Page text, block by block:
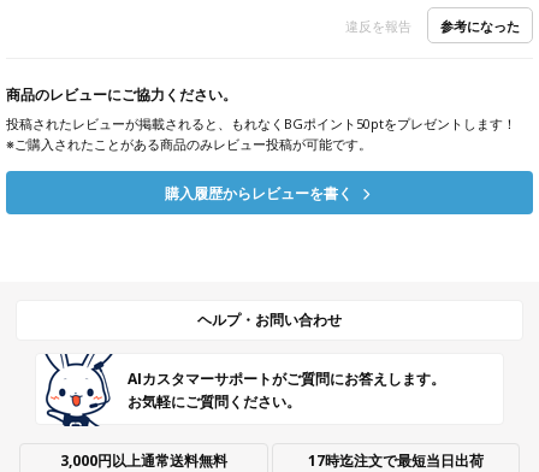
違反を報告 参考になった
商品のレビューにご協力ください。
投稿されたレビューが掲載されると、もれなくBGポイント50ptをプレゼントします！
※ご購入されたことがある商品のみレビュー投稿が可能です。
購入履歴からレビューを書く
ヘルプ・お問い合わせ
AIカスタマーサポートがご質問にお答えします。
お気軽にご質問ください。
3,000円以上通常送料無料 17時迄注文で最短当日出荷